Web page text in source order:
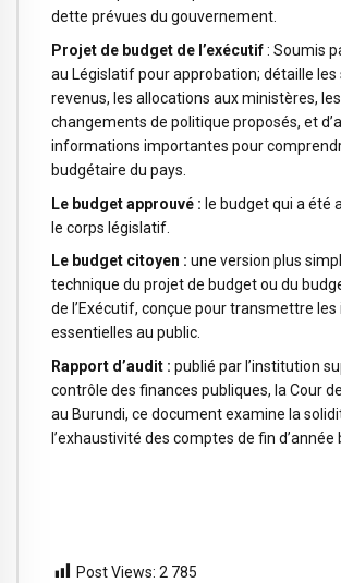
dette prévues du gouvernement.
Projet de budget de l’exécutif: Soumis
au Législatif pour approbation; détaille les
revenus, les allocations aux ministères, les
changements de politique proposés, et
informations importantes pour
budgétaire du pays.
Le budget approuvé : le budget qui a été
le corps législatif.
Le budget citoyen : une version plus
technique du projet de budget ou du
de l’Exécutif, conçue pour transmettre
essentielles au public.
Rapport d’audit : publié par l’institution
contrôle des finances publiques, la Cour
au Burundi, ce document examine la
l’exhaustivité des comptes de fin d’année
Post Views: 2 785